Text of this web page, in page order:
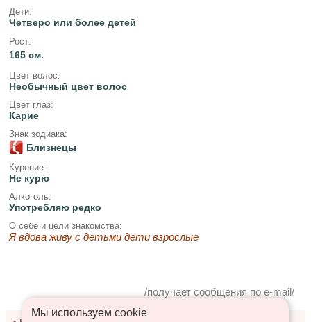
Дети:
Четверо или более детей
Рост:
165 см.
Цвет волос:
Необычный цвет волос
Цвет глаз:
Карие
Знак зодиака:
Близнецы
Курение:
Не курю
Алкоголь:
Употребляю редко
О себе и цели знакомства:
Я вдова живу с детьми дети взрослые
/получает сообщения по e-mail/
Мы используем сookie